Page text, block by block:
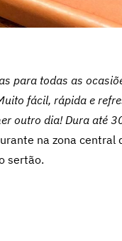
para todas as
fácil, rápida e
outro dia! Dura até
na zona central
sertão.